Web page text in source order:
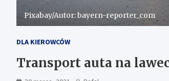
Pixabay/Autor: bayern-reporter_com
DLA KIEROWCÓW
Transport auta na